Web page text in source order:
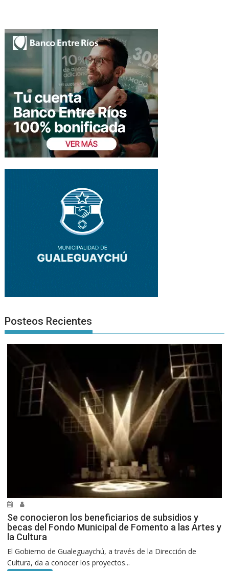
Posteos Recientes
Se conocieron los beneficiarios de subsidios y
becas del Fondo Municipal de Fomento a las Artes y
la Cultura
El Gobierno de Gualeguaychú, a través de la Dirección de
Cultura, da a conocer los proyectos...